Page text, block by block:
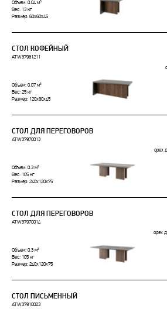
Объем: 0.04 м³
Вес: 13 кг
Размер: 60x60x45
СТОЛ КОФЕЙНЫЙ
ATW37961211
Объем: 0.07 м³
Вес: 25 кг
Размер: 120x60x45
СТОЛ ДЛЯ ПЕРЕГОВОРОВ
ATW37970013
орех
Объем: 0.3 м³
Вес: 105 кг
Размер: 240x120x75
СТОЛ ДЛЯ ПЕРЕГОВОРОВ
ATW37970014
орех
Объем: 0.3 м³
Вес: 105 кг
Размер: 240x120x75
СТОЛ ПИСЬМЕННЫЙ
ATW37910023